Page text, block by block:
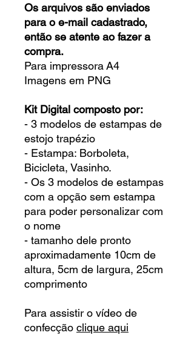
Os arquivos são enviados
para o e-mail cadastrado,
então se atente ao fazer a
compra.
Para impressora A4
Imagens em PNG
Kit Digital composto por:
- 3 modelos de estampas de
estojo trapézio
- Estampa: Borboleta,
Bicicleta, Vasinho.
- Os 3 modelos de estampas
com a opção sem estampa
para poder personalizar com
o nome
- tamanho dele pronto
aproximadamente 10cm de
altura, 5cm de largura, 25cm
comprimento
Para assistir o vídeo de
confecção clique aqui